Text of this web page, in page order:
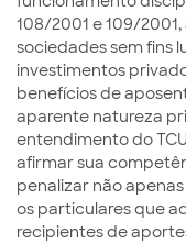
108/2001 e 109/
sociedades sem fins
investimentos
benefícios de
aparente natureza
entendimento do
afirmar sua
penalizar não
os particulares que
recipientes de